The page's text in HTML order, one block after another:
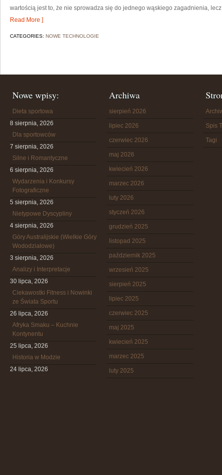
wartością jest to, że nie sprowadza się do jednego wąskiego zagadnienia,
Read More ]
CATEGORIES: NOWE TECHNOLOGIE
Nowe wpisy:
Dieta sportowa
8 sierpnia, 2026
Dla sportowców
7 sierpnia, 2026
Silne i Romantyczne
6 sierpnia, 2026
Wydarzenia i Konkursy
Fotograficzne
5 sierpnia, 2026
Nietypowe Dyscypliny
4 sierpnia, 2026
Góry Australijskie (Wielkie Góry
Wododziałowe)
3 sierpnia, 2026
Analizy i Interpretacje
30 lipca, 2026
Ciekawostki Fitness i Nowinki
ze Świata Sportu
26 lipca, 2026
Afryka Smaku – Kuchnie
Kontynentu
25 lipca, 2026
Historia w Modzie
24 lipca, 2026
Archiwa
sierpień 2026
lipiec 2026
czerwiec 2026
maj 2026
kwiecień 2026
marzec 2026
luty 2026
styczeń 2026
grudzień 2025
listopad 2025
październik 2025
wrzesień 2025
sierpień 2025
lipiec 2025
czerwiec 2025
maj 2025
kwiecień 2025
marzec 2025
luty 2025
Spis
Tagi